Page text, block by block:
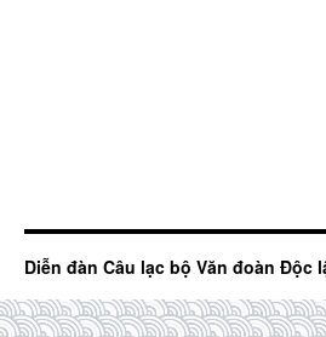
Diễn đàn Câu lạc bộ Văn đoàn Độc